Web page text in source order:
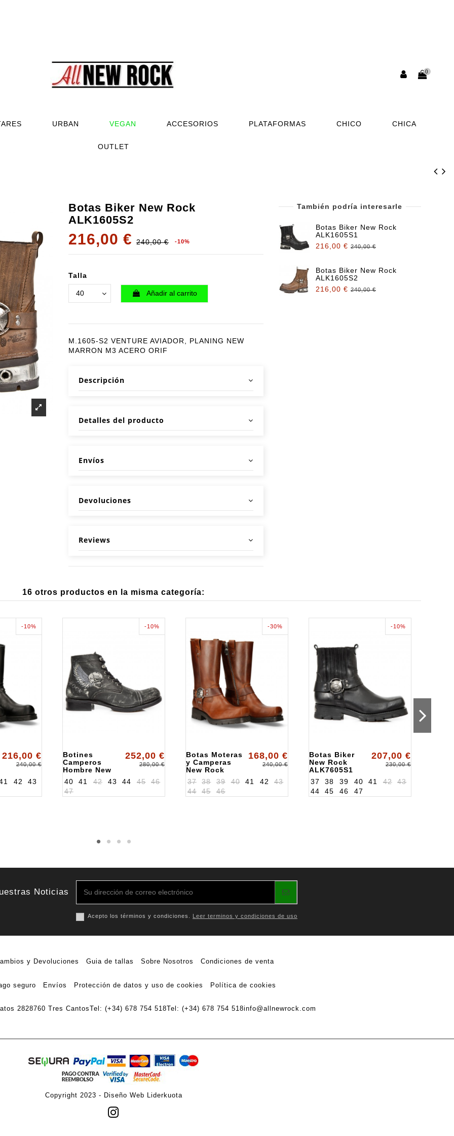
0
URBAN VEGAN ACCESORIOS PLATAFORMAS CHICO CHICA
OUTLET
Botas Biker New Rock
ALK1605S2
216,00 € 240,00 € -10%
Talla
Añadir al carrito
M.1605-S2 VENTURE AVIADOR, PLANING NEW
MARRON M3 ACERO ORIF
Descripción
Detalles del producto
Envíos
Devoluciones
Reviews
También podría interesarle
Botas Biker New Rock
ALK1605S1
216,00 € 240,00 €
Botas Biker New Rock
ALK1605S2
216,00 € 240,00 €
16 otros productos en la misma categoría:
-10%
216,00 €
240,00 €
42 43
-10%
Botines
Camperos
Hombre New
Rock
ALKGY31S10
252,00 €
280,00 €
40 41 42 43 44 45
46
47
-30%
Botas Moteras
y Camperas
New Rock
ALK7610CC5
168,00 €
240,00 €
37 38 39 40 41 42
43
44
45 46
-10%
Botas Biker
New Rock
ALK7605S1
207,00 €
230,00 €
37 38 39 40 41 42
43
44
45 46 47
Noticias
Acepto los términos y condiciones. Leer terminos y condiciones de uso
y Devoluciones Guia de tallas Sobre Nosotros Condiciones de venta
seguro Envíos Protección de datos y uso de cookies Política de cookies
2828760 Tres CantosTel: (+34) 678 754 518Tel: (+34) 678 754 518info@allnewrock.com
Copyright 2023 - Diseño Web Liderkuota